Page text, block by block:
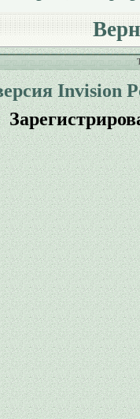
Invision